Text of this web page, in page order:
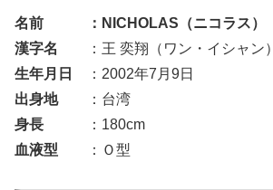
名前 ：NICHOLAS（ニコラス）
漢字名
：王 奕翔（ワン・イシャン）
生年月日
：2002年7月9日
出身地：台湾
身長 ：180cm
血液型 ：Ｏ型